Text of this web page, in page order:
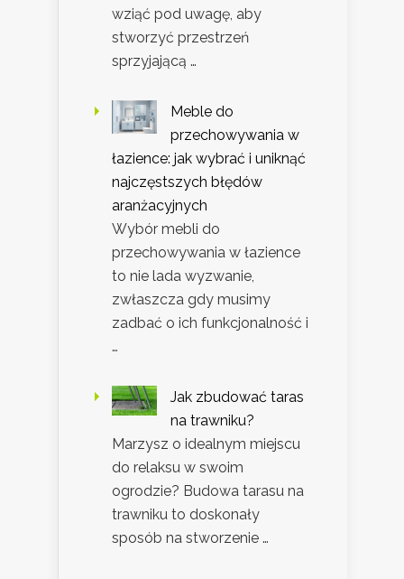
wziąć pod uwagę, aby
stworzyć przestrzeń
sprzyjającą …
Meble do
przechowywania w
łazience: jak wybrać i uniknąć
najczęstszych błędów
aranżacyjnych
Wybór mebli do
przechowywania w łazience
to nie lada wyzwanie,
zwłaszcza gdy musimy
zadbać o ich funkcjonalność i
…
Jak zbudować taras
na trawniku?
Marzysz o idealnym miejscu
do relaksu w swoim
ogrodzie? Budowa tarasu na
trawniku to doskonały
sposób na stworzenie …